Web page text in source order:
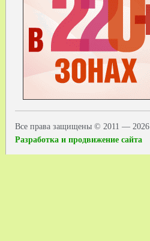
Все права защищены © 2011 — 2026
Разработка и продвижение сайта